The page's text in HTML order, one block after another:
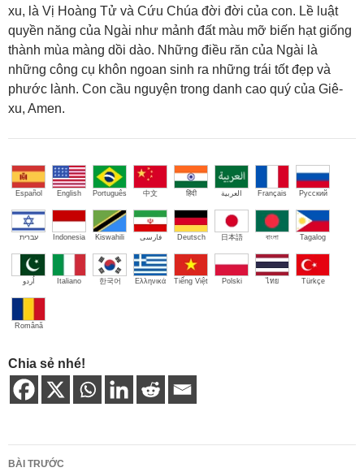
xu, là Vị Hoàng Tử và Cứu Chúa đời đời của con. Lề luật
quyền năng của Ngài như mảnh đất màu mỡ biến hạt giống
thành mùa màng dồi dào. Những điều răn của Ngài là
những công cụ khôn ngoan sinh ra những trái tốt đẹp và
phước lành. Con cầu nguyện trong danh cao quý của Giê-
xu, Amen.
Español English Português 中文 हिंदी العربية Français Русский
עברית Indonesia Kiswahili فارسی Deutsch 日本語 বাংলা Tagalog
اُردو Italiano 한국어 Ελληνικά Tiếng Việt Polski ไทย Türkçe
Română
Chia sẻ nhé!
Điều
BÀI TRƯỚC